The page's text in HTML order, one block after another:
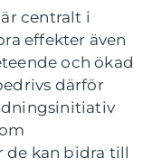
centralt i
effekter även
och ökad
därför
de kan bidra till